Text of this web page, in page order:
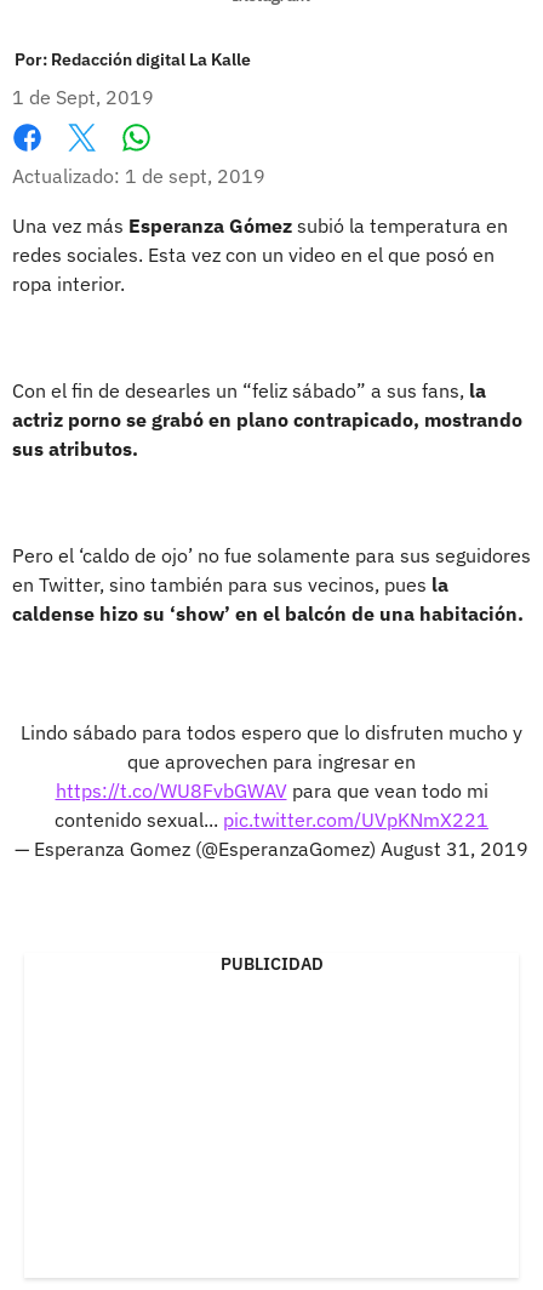
Por: Redacción digital La Kalle
1 de Sept, 2019
Facebook
X
Actualizado: 1 de sept, 2019
Una vez más Esperanza Gómez subió la temperatura en
redes sociales. Esta vez con un video en el que posó en
ropa interior.
Con el fin de desearles un “feliz sábado” a sus fans, la
actriz porno se grabó en plano contrapicado, mostrando
sus atributos.
Pero el ‘caldo de ojo’ no fue solamente para sus seguidores
en Twitter, sino también para sus vecinos, pues la
caldense hizo su ‘show’ en el balcón de una habitación.
Lindo sábado para todos espero que lo disfruten mucho y
que aprovechen para ingresar en
https://t.co/WU8FvbGWAVpara que vean todo mi
contenido sexual... pic.twitter.com/UVpKNmX221
— Esperanza Gomez (@EsperanzaGomez) August 31, 2019
PUBLICIDAD